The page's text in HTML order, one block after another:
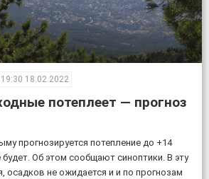
19:30 18.02.2022
потеплеет — прогноз
прогнозируется потепление до +14
Об этом сообщают синоптики. В эту
осадков не ожидается и и по прогнозам